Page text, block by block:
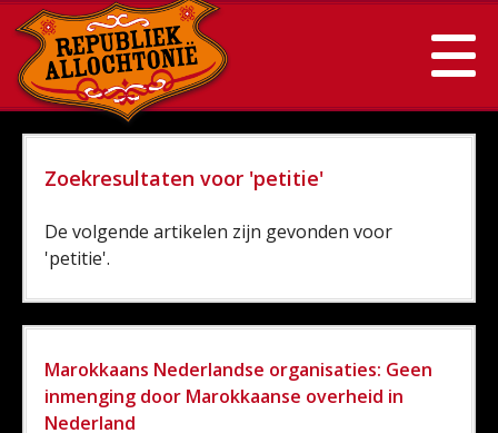
Zoekresultaten voor 'petitie'
De volgende artikelen zijn gevonden voor
'petitie'.
Marokkaans Nederlandse organisaties: Geen
inmenging door Marokkaanse overheid in
Nederland